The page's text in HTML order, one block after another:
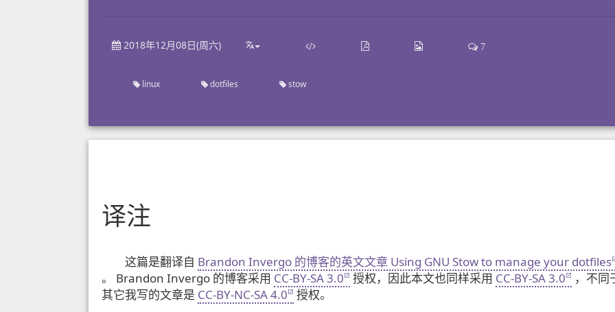
2018年12月08日(周六) 7
linux dotfiles stow
译注
这篇是翻译自 Brandon Invergo 的博客的英文文章 Using GNU Stow to manage your dotfiles
。 Brandon Invergo 的博客采用 CC-BY-SA 3.0 授权，因此本文也同样采用 CC-BY-SA 3.0
，不同
其它我写的文章是 CC-BY-NC-SA 4.0
授权。